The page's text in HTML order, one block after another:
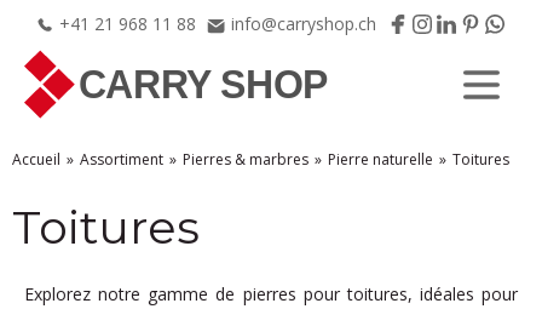
+41 21 968 11 88 info@carryshop.ch
Accueil Assortiment Pierres & marbres Pierre naturelle Toitures
Toitures
Explorez notre gamme de pierres pour toitures, idéales pour